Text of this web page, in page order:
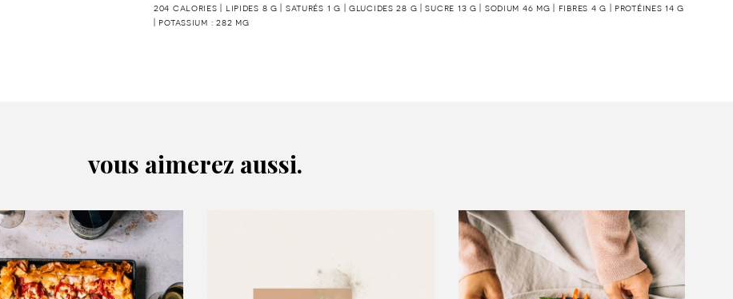
204 calories | lipides 8 g | saturés 1 g | glucides 28 g | sucre 13 g | sodium 46 mg | fibres 4 g | protéines 14 g
| potassium : 282 mg
vous aimerez aussi.